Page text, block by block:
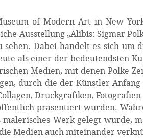
of Modern Art in New
Ausstellung „Alibis: Sigmar
Dabei handelt es sich um
als einer der bedeutendsten
Medien, mit denen Polke
durch die der Künstler
Druckgrafiken,
präsentiert wurden.
malerisches Werk gelegt wurde,
Medien auch miteinander